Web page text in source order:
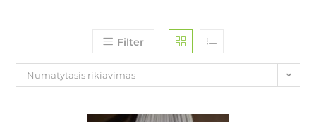
Filter
Numatytasis rikiavimas